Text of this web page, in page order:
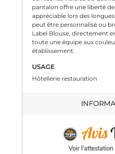
pantalon offre une liberté
appréciable lors des
peut être personnalisé ou
Label Blouse, directement
toute une équipe aux
établissement.
USAGE
Hôtellerie restauration
Voir l'attestation